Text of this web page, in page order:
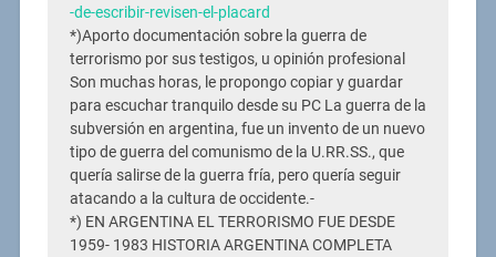
-de-escribir-revisen-el-placard
*)Aporto documentación sobre la guerra de
terrorismo por sus testigos, u opinión profesional
Son muchas horas, le propongo copiar y guardar
para escuchar tranquilo desde su PC La guerra de la
subversión en argentina, fue un invento de un nuevo
tipo de guerra del comunismo de la U.RR.SS., que
quería salirse de la guerra fría, pero quería seguir
atacando a la cultura de occidente.-
*) EN ARGENTINA EL TERRORISMO FUE DESDE
1959- 1983 HISTORIA ARGENTINA COMPLETA